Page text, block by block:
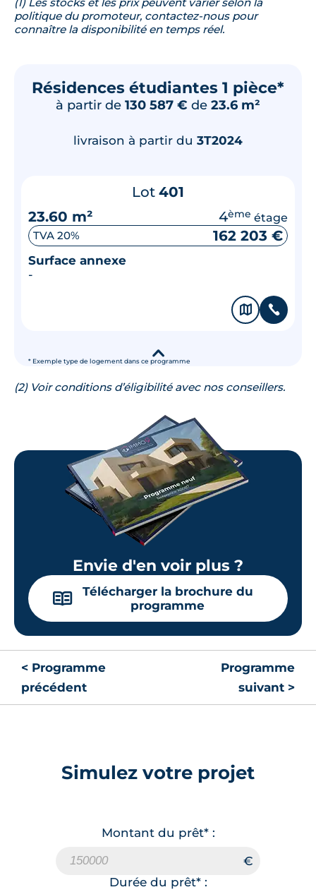
politique du promoteur, contactez-nous pour
connaître la disponibilité en temps réel.
Résidences étudiantes 1 pièce*
à partir de 130 587 € de 23.6 m²
* Exemple type de logement dans ce programme
livraison à partir du 3T2024
Lot 401
23.60 m²
4ème étage
TVA 20% 162 203 €
Surface annexe
-
🗞 📞
▾
(2) Voir conditions d’éligibilité avec nos conseillers.
Envie d'en voir plus ?
📖
Télécharger la brochure du
programme
< Programme
précédent
Programme
suivant >
Simulez votre projet
Montant du prêt* :
Durée du prêt* :